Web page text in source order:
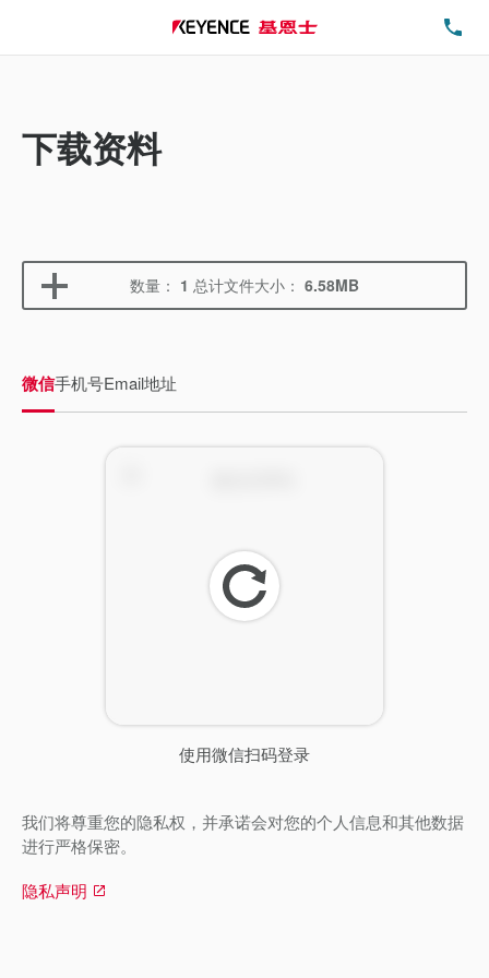
下载资料
数量： 1 总计文件大小： 6.58MB
微信手机号Email地址
使用微信扫码登录
刷
新
我们将尊重您的隐私权，并承诺会对您的个人信息和其他数据
进行严格保密。
隐私声明